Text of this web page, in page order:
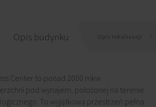
Opis budynku
Center to ponad 2000 mkw
pod wynajem, położonej na terenie
To wyjątkowa przestrzeń pełna